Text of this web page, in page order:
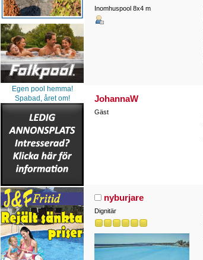
Egen pool hemma!
Spabad, året om!
Inomhuspool 8x4 m
JohannaW
Gäst
nyburjare
Dignitär